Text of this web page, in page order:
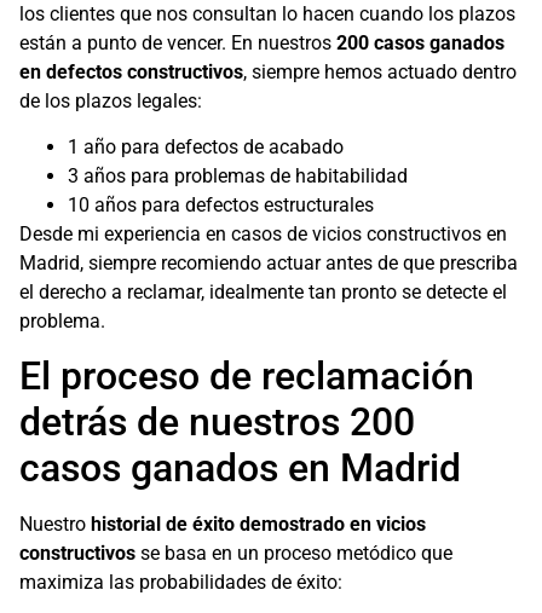
los clientes que nos consultan lo hacen cuando los plazos
están a punto de vencer. En nuestros 200 casos ganados
en defectos constructivos, siempre hemos actuado dentro
de los plazos legales:
1 año para defectos de acabado
3 años para problemas de habitabilidad
10 años para defectos estructurales
Desde mi experiencia en casos de vicios constructivos en
Madrid, siempre recomiendo actuar antes de que prescriba
el derecho a reclamar, idealmente tan pronto se detecte el
problema.
El proceso de reclamación
detrás de nuestros 200
casos ganados en Madrid
Nuestro historial de éxito demostrado en vicios
constructivos se basa en un proceso metódico que
maximiza las probabilidades de éxito: